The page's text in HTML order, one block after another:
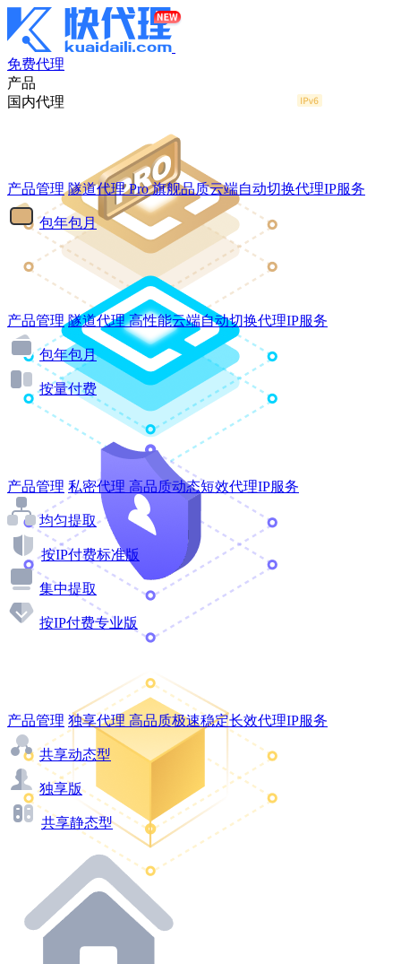
免费代理
产品
国内代理
产品管理 隧道代理Pro 旗舰品质云端自动切换代理IP服务
包年包月
产品管理 隧道代理 高性能云端自动切换代理IP服务
包年包月
按量付费
产品管理 私密代理 高品质动态短效代理IP服务
均匀提取
按IP付费标准版
集中提取
按IP付费专业版
产品管理 独享代理 高品质极速稳定长效代理IP服务
共享动态型
独享版
共享静态型